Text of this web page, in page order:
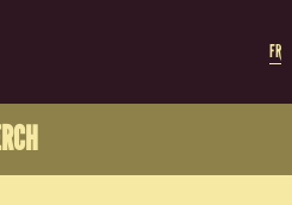
FR